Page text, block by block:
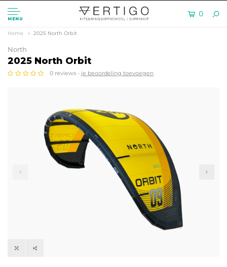
MENU
0
Home 2025 North Orbit
North
2025 North Orbit
0 reviews - je beoordeling toevoegen